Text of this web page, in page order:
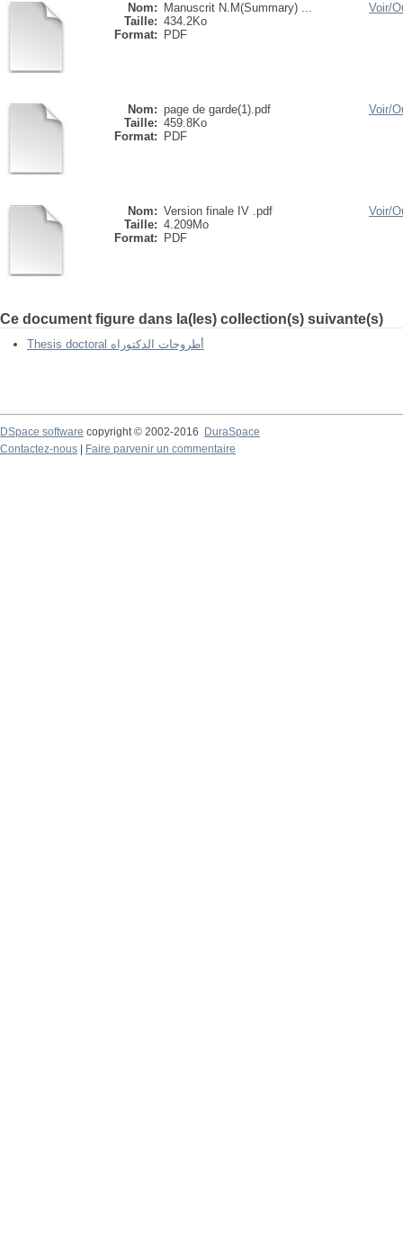
Nom:
Manuscrit N.M(Summary) ...
Taille: 434.2Ko
Format:
PDF
Voir/
Nom: page de garde(1).pdf
Taille: 459.8Ko
Format:
PDF
Voir/
Nom: Version finale IV .pdf
Taille: 4.209Mo
Format:
PDF
Voir/
Ce document figure dans la(les) collection(s) suivante(s)
Thesis doctoral أطروحات الدكتوراه
DSpace software copyright © 2002-2016
DuraSpace
Contactez-nous
Faire parvenir un commentaire